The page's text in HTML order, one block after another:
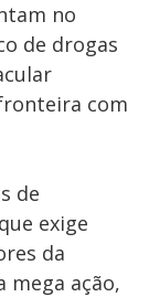
no
de drogas
com
de
exige
da
mega ação,